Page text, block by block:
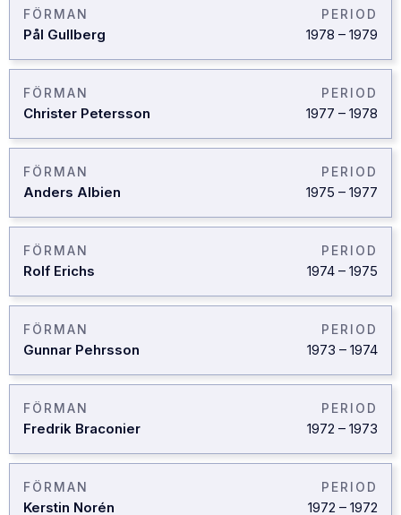
FÖRMAN
Pål Gullberg
PERIOD
1978 – 1979
FÖRMAN
Christer Petersson
PERIOD
1977 – 1978
FÖRMAN
Anders Albien
PERIOD
1975 – 1977
FÖRMAN
Rolf Erichs
PERIOD
1974 – 1975
FÖRMAN
Gunnar Pehrsson
PERIOD
1973 – 1974
FÖRMAN
Fredrik Braconier
PERIOD
1972 – 1973
FÖRMAN
Kerstin Norén
PERIOD
1972 – 1972